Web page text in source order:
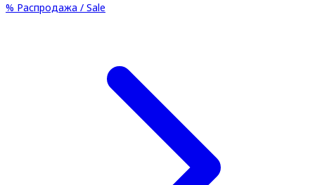
% Распродажа / Sale